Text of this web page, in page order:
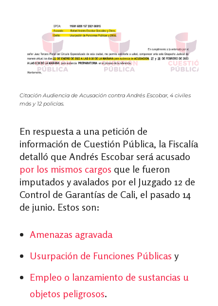
Citación Audiencia de Acusación contra Andrés Escobar, 4 civiles
más y 12 policías.
En respuesta a una petición de
información de Cuestión Pública, la Fiscalía
detalló que Andrés Escobar será acusado
por los mismos cargos que le fueron
imputados y avalados por el Juzgado 12 de
Control de Garantías de Cali, el pasado 14
de junio. Estos son:
Amenazas agravada
Usurpación de Funciones Públicas y
Empleo o lanzamiento de sustancias u
objetos peligrosos.